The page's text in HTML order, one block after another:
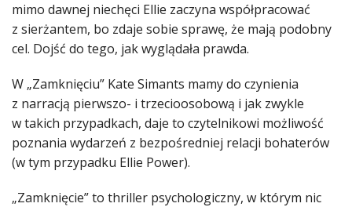
mimo dawnej niechęci Ellie zaczyna współpracować
z sierżantem, bo zdaje sobie sprawę, że mają podobny
cel. Dojść do tego, jak wyglądała prawda.
W „Zamknięciu” Kate Simants mamy do czynienia
z narracją pierwszo- i trzecioosobową i jak zwykle
w takich przypadkach, daje to czytelnikowi możliwość
poznania wydarzeń z bezpośredniej relacji bohaterów
(w tym przypadku Ellie Power).
„Zamknięcie” to thriller psychologiczny, w którym nic